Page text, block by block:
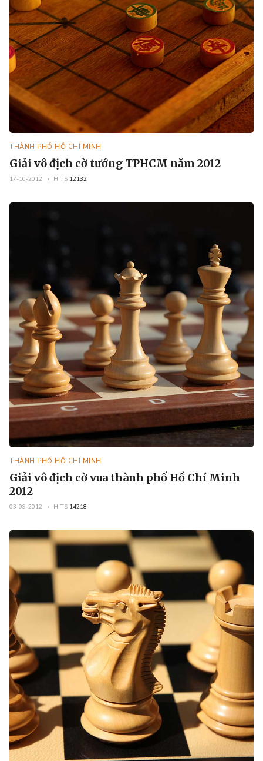
THÀNH PHỐ HỒ CHÍ MINH
Giải vô địch cờ tướng TPHCM năm 2012
17-10-2012 HITS 12132
THÀNH PHỐ HỒ CHÍ MINH
Giải vô địch cờ vua thành phố Hồ Chí Minh
2012
03-09-2012 HITS 14218